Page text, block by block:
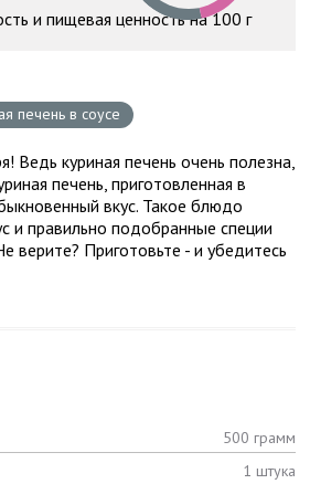
и пищевая ценность на 100 г
печень в соусе
Ведь куриная печень очень полезна,
печень, приготовленная в
вкус. Такое блюдо
и правильно подобранные специи
верите? Приготовьте - и убедитесь
500 грамм
1 штука